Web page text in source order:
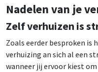
Nadelen van je
Zelf verhuizen is
Zoals eerder besproken is
verhuizing an sich al een
wanneer jij ervoor kiest